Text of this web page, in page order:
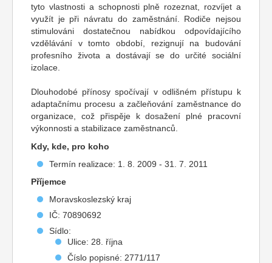
tyto vlastnosti a schopnosti plně rozeznat, rozvíjet a
využít je při návratu do zaměstnání. Rodiče nejsou
stimulováni dostatečnou nabídkou odpovídajícího
vzdělávání v tomto období, rezignují na budování
profesního života a dostávají se do určité sociální
izolace.
Dlouhodobé přínosy spočívají v odlišném přístupu k
adaptačnímu procesu a začleňování zaměstnance do
organizace, což přispěje k dosažení plné pracovní
výkonnosti a stabilizace zaměstnanců.
Kdy, kde, pro koho
Termín realizace: 1. 8. 2009 - 31. 7. 2011
Příjemce
Moravskoslezský kraj
IČ: 70890692
Sídlo:
Ulice: 28. října
Číslo popisné: 2771/117